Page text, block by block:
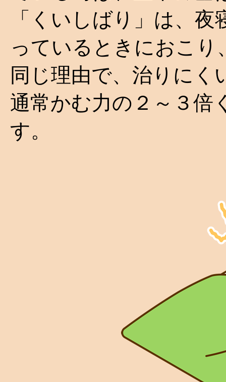
「くいしばり」は、
っているときにおこ
同じ理由で、治りにく
通常かむ力の２～３倍
す。